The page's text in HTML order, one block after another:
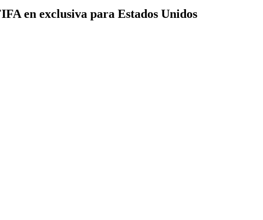
en exclusiva para Estados Unidos